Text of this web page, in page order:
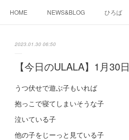
HOME NEWS&BLOG ひろば
2023.01.30 06:50
【今日のULALA】1月30日
うつ伏せで遊ぶ子もいれば
抱っこで寝てしまいそうな子
泣いている子
他の子をじーっと見ている子